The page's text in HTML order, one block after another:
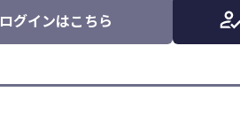
ログインはこちら